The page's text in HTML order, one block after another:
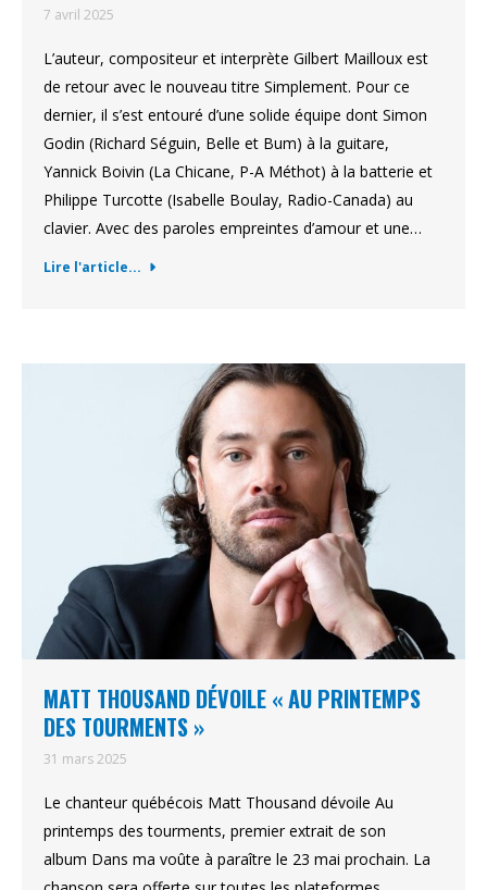
7 avril 2025
L’auteur, compositeur et interprète Gilbert Mailloux est
de retour avec le nouveau titre Simplement. Pour ce
dernier, il s’est entouré d’une solide équipe dont Simon
Godin (Richard Séguin, Belle et Bum) à la guitare,
Yannick Boivin (La Chicane, P-A Méthot) à la batterie et
Philippe Turcotte (Isabelle Boulay, Radio-Canada) au
clavier. Avec des paroles empreintes d’amour et une…
Lire l'article...
MATT THOUSAND DÉVOILE « AU PRINTEMPS
DES TOURMENTS »
31 mars 2025
Le chanteur québécois Matt Thousand dévoile Au
printemps des tourments, premier extrait de son
album Dans ma voûte à paraître le 23 mai prochain. La